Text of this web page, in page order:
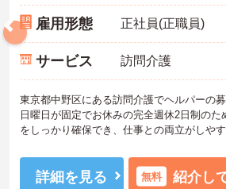
雇用形態 正社員(正職員)
サービス 訪問介護
東京都中野区にある訪問介護でヘルパーの募
日曜日が固定でお休みの完全週休2日制のた
をしっかり確保でき、仕事との両立がしや
心して長期で働きやすい環境が整っていま
ご興味ある方は面接ポイントをお伝えしま
詳細を見る 無料 紹介し